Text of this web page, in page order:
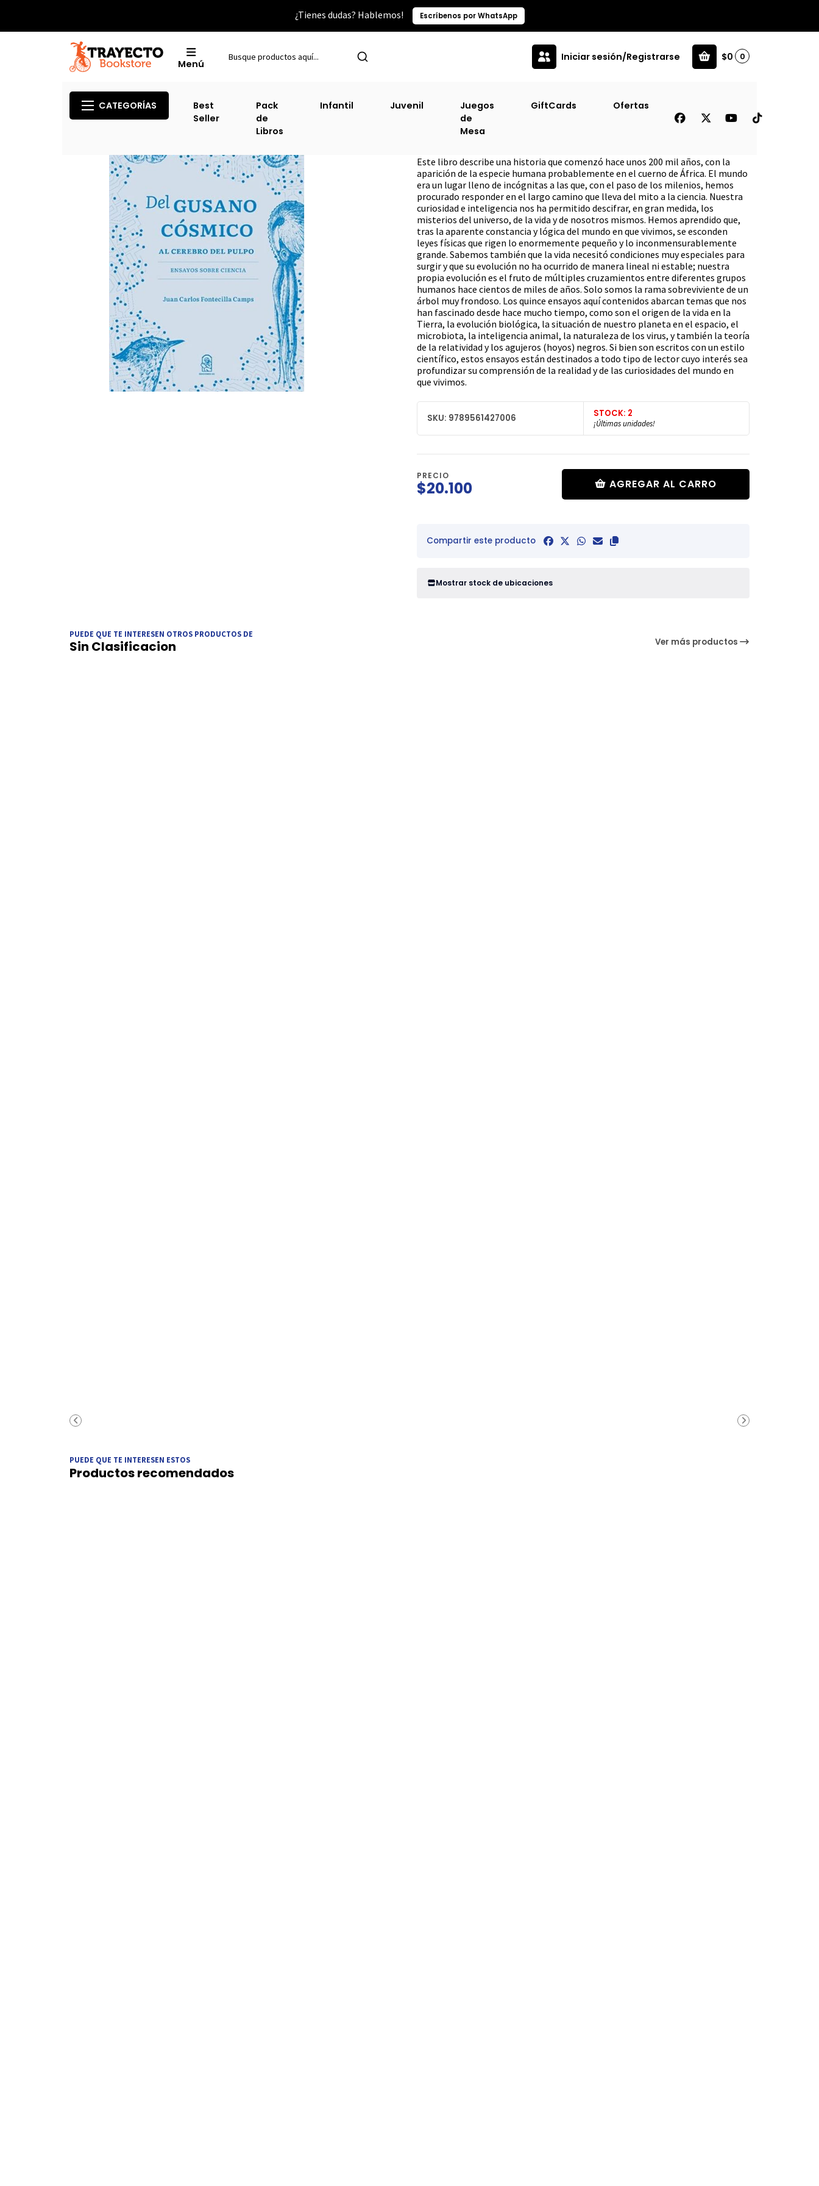
¿Tienes dudas? Hablemos! Escríbenos por WhatsApp
Menú
Iniciar sesión/Registrarse $0 0
CATEGORÍAS
Best
Seller
Pack
de
Libros
Infantil Juvenil
Juegos
de
Mesa
GiftCards Ofertas
Del Gusano Cósmico Al Cerebro De Pulpo
Este libro describe una historia que comenzó hace unos 200 mil años, con la
aparición de la especie humana probablemente en el cuerno de África. El mundo
era un lugar lleno de incógnitas a las que, con el paso de los milenios, hemos
procurado responder en el largo camino que lleva del mito a la ciencia. Nuestra
curiosidad e inteligencia nos ha permitido descifrar, en gran medida, los
misterios del universo, de la vida y de nosotros mismos. Hemos aprendido que,
tras la aparente constancia y lógica del mundo en que vivimos, se esconden
leyes físicas que rigen lo enormemente pequeño y lo inconmensurablemente
grande. Sabemos también que la vida necesitó condiciones muy especiales para
surgir y que su evolución no ha ocurrido de manera lineal ni estable; nuestra
propia evolución es el fruto de múltiples cruzamientos entre diferentes grupos
humanos hace cientos de miles de años. Solo somos la rama sobreviviente de un
árbol muy frondoso. Los quince ensayos aquí contenidos abarcan temas que nos
han fascinado desde hace mucho tiempo, como son el origen de la vida en la
Tierra, la evolución biológica, la situación de nuestro planeta en el espacio, el
microbiota, la inteligencia animal, la naturaleza de los virus, y también la teoría
de la relatividad y los agujeros (hoyos) negros. Si bien son escritos con un estilo
científico, estos ensayos están destinados a todo tipo de lector cuyo interés sea
profundizar su comprensión de la realidad y de las curiosidades del mundo en
que vivimos.
SKU: 9789561427006 STOCK: 2
¡Últimas unidades!
PRECIO
$20.100 AGREGAR AL CARRO
Compartir este producto
Mostrar stock de ubicaciones
PUEDE QUE TE INTERESEN OTROS PRODUCTOS DE
Sin Clasificacion Ver más productos
PUEDE QUE TE INTERESEN ESTOS
Productos recomendados